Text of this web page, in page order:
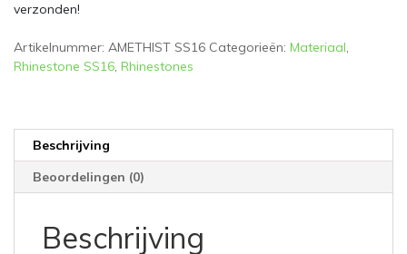
gram
verzonden!
Artikelnummer: AMETHIST SS16 Categorieën: Materiaal,
Rhinestone SS16, Rhinestones
Beschrijving
Beoordelingen (0)
Beschrijving